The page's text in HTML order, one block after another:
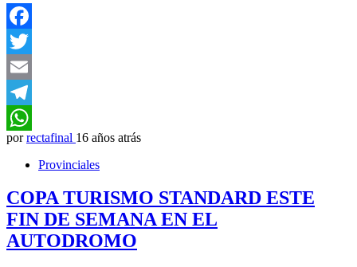
Facebook
Twitter
Email
Telegram
WhatsApp
por rectafinal 16 años atrás
Provinciales
COPA TURISMO STANDARD ESTE
FIN DE SEMANA EN EL
AUTODROMO